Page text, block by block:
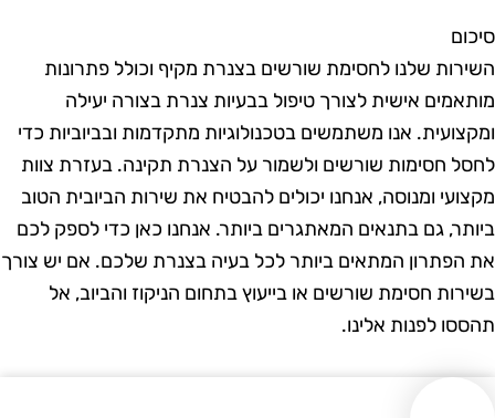
שלנו לחסימת שורשים בצנרת מקיף וכולל פתרונות
אישית לצורך טיפול בבעיות צנרת בצורה יעילה
אנו משתמשים בטכנולוגיות מתקדמות ובביוביות כדי
חסימות שורשים ולשמור על הצנרת תקינה. בעזרת צוות
ומנוסה, אנחנו יכולים להבטיח את שירות הביובית הטוב
גם בתנאים המאתגרים ביותר. אנחנו כאן כדי לספק לכם
המתאים ביותר לכל בעיה בצנרת שלכם. אם יש צורך
חסימת שורשים או בייעוץ בתחום הניקוז והביוב, אל
לפנות אלינו.